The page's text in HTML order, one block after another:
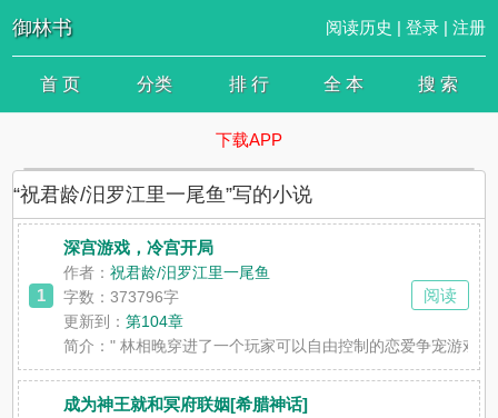
御林书 阅读历史 | 登录| 注册
首 页 分类 排 行 全 本 搜 索
下载APP
“祝君龄/汨罗江里一尾鱼”写的小说
1
深宫游戏，冷宫开局
作者：祝君龄/汨罗江里一尾鱼
字数：373796字
更新到：第104章
简介：" 林相晚穿进了一个玩家可以自由控制的恋爱争宠游戏
阅读
成为神王就和冥府联姻[希腊神话]